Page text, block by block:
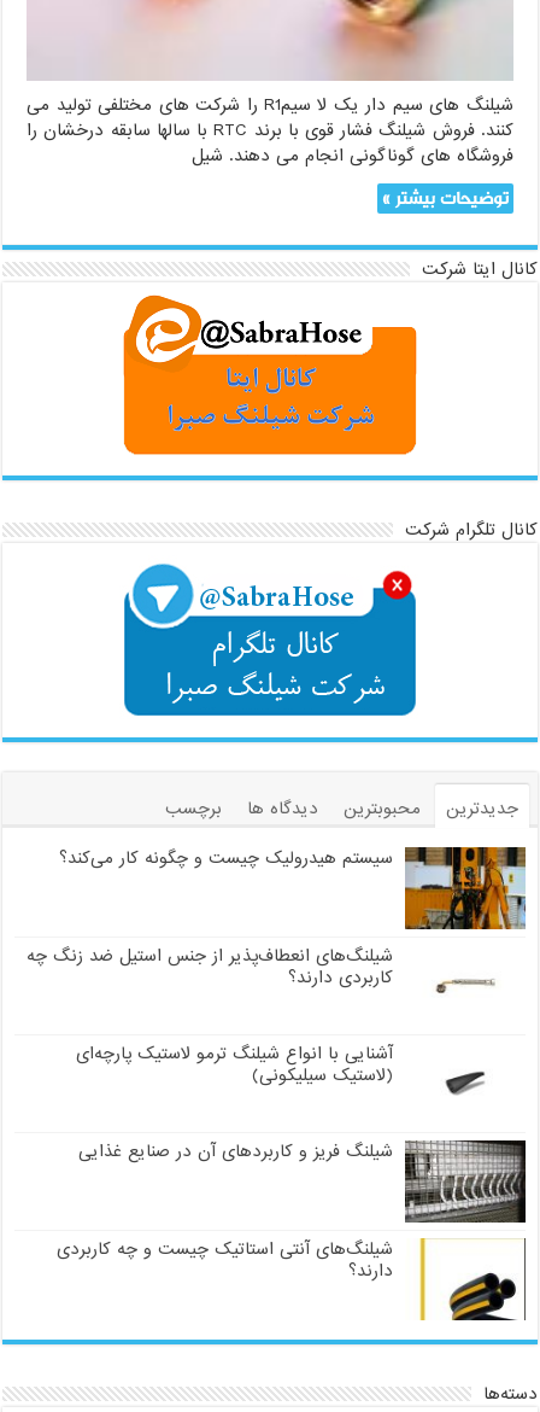
شیلنگ های سیم دار یک لا سیمR1 را شرکت های مختلفی تولید می
کنند. فروش شیلنگ فشار قوی با برند RTC با سالها سابقه درخشان را
فروشگاه های گوناگونی انجام می دهند. شیل
توضیحات بیشتر »
کانال ایتا شرکت
کانال تلگرام شرکت
جدیدترین محبوبترین دیدگاه ها
برچسب
سیستم هیدرولیک چیست و چگونه کار می‌کند؟
شیلنگ‌های انعطاف‌پذیر از جنس استیل ضد زنگ چه
کاربردی دارند؟
آشنایی با انواع شیلنگ ترمو لاستیک پارچه‌ای
(لاستیک سیلیکونی)
شیلنگ فریز و کاربردهای آن در صنایع غذایی
شیلنگ‌های آنتی استاتیک چیست و چه کاربردی
دارند؟
دسته‌ها